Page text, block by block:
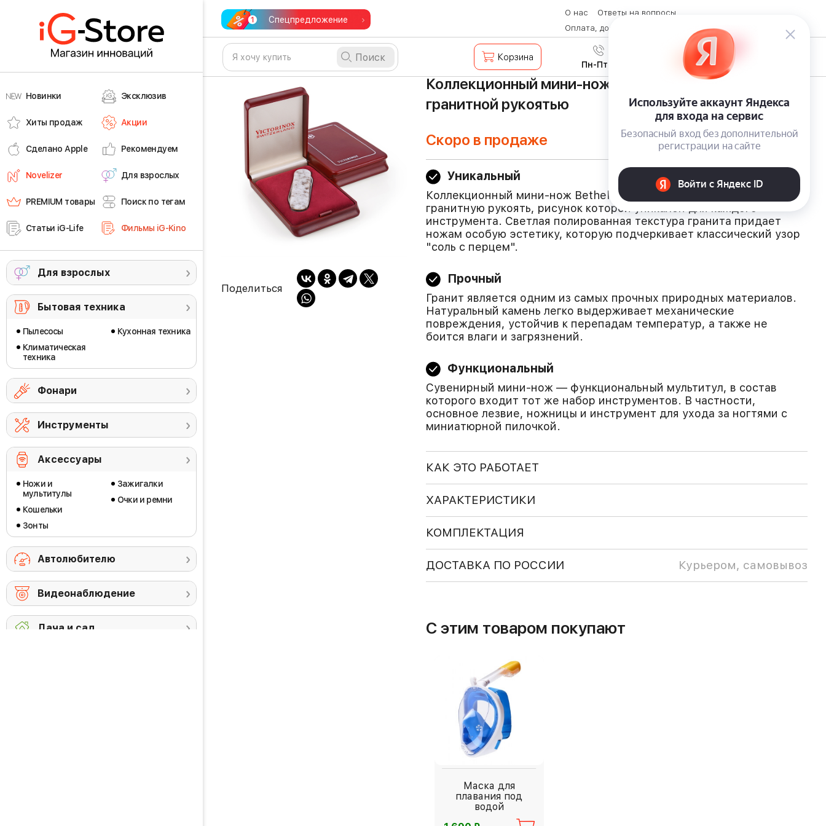
Новинки Эксклюзив
Хиты продаж Акции
Сделано Apple Рекомендуем
Novelizer Для взрослых
PREMIUM товары Поиск по тегам
Статьи iG-Life Фильмы iG-Kino
Для взрослых
Бытовая техника
Пылесосы
Климатическая
техника
Кухонная техника
Фонари
Инструменты
Аксессуары
Ножи и
мультитулы
Кошельки
Зонты
Зажигалки
Очки и ремни
Автолюбителю
Видеонаблюдение
Дача и сад
Спецпредложение
О нас
Ответы на вопросы
Оплата, доставка и возврат товара
Контакты
Поиск Корзина 8 (800) 600-28-07
Пн-Пт с 9:00 до 19:00
Поделиться
Коллекционный мини-нож Bethel White от Victorinox с
гранитной рукоятью
Скоро в продаже
Уникальный
Коллекционный мини-нож Bethel White от Victorinox имеет
гранитную рукоять, рисунок которой уникален для каждого
инструмента. Светлая полированная текстура гранита придает
ножам особую эстетику, которую подчеркивает классический узор
"соль с перцем".
Прочный
Гранит является одним из самых прочных природных материалов.
Натуральный камень легко выдерживает механические
повреждения, устойчив к перепадам температур, а также не
боится влаги и загрязнений.
Функциональный
Сувенирный мини-нож — функциональный мультитул, в состав
которого входит тот же набор инструментов. В частности,
основное лезвие, ножницы и инструмент для ухода за ногтями с
миниатюрной пилочкой.
КАК ЭТО РАБОТАЕТ
ХАРАКТЕРИСТИКИ
КОМПЛЕКТАЦИЯ
ДОСТАВКА ПО РОССИИ Курьером, самовывоз
С этим товаром покупают
Маска для
плавания под
водой